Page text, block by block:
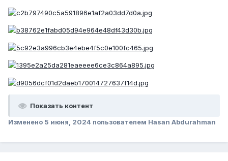
Показать контент
Изменено 5 июня, 2024 пользователем Hasan Abdurahman